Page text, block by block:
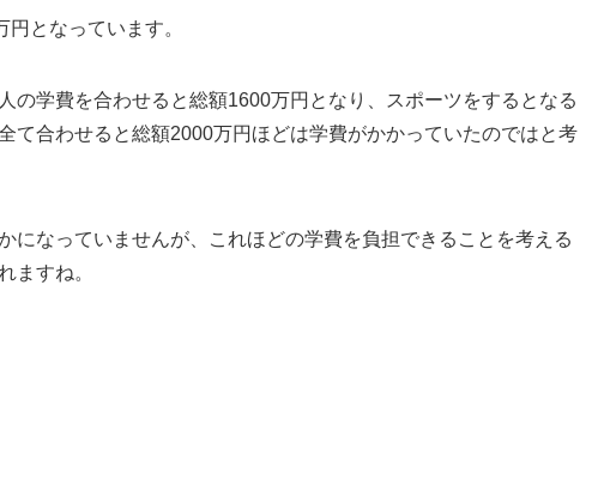
となっています。
の学費を合わせると総額1600万円となり、スポーツをするとなる
て合わせると総額2000万円ほどは学費がかかっていたのではと考
になっていませんが、これほどの学費を負担できることを考える
ますね。